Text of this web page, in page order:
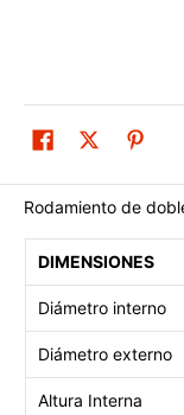
Rodamiento de
DIMENSIONES
Diámetro interno
Diámetro externo
Altura Interna